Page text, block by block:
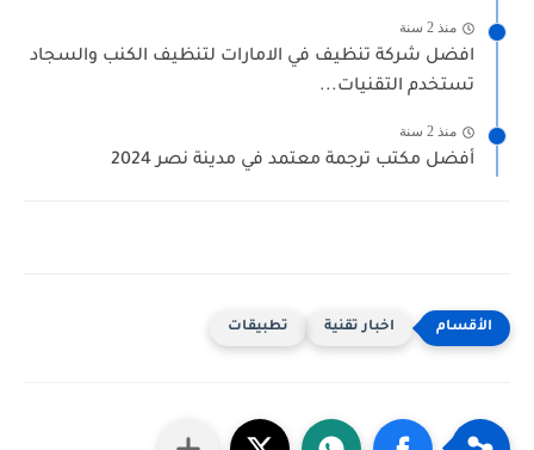
منذ 2 سنة
افضل شركة تنظيف في الامارات لتنظيف الكنب والسجاد
تستخدم التقنيات...
منذ 2 سنة
أفضل مكتب ترجمة معتمد في مدينة نصر 2024
اخبار تقنية تطبيقات